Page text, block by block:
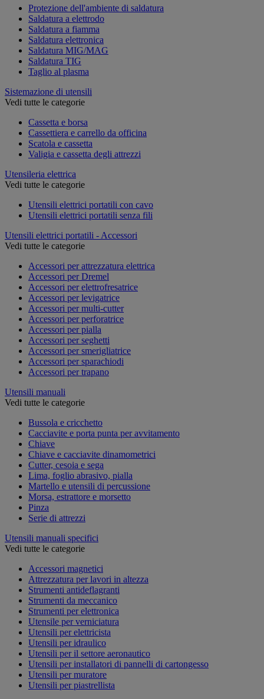
Protezione dell'ambiente di saldatura
Saldatura a elettrodo
Saldatura a fiamma
Saldatura elettronica
Saldatura MIG/MAG
Saldatura TIG
Taglio al plasma
Sistemazione di utensili
Vedi tutte le categorie
Cassetta e borsa
Cassettiera e carrello da officina
Scatola e cassetta
Valigia e cassetta degli attrezzi
Utensileria elettrica
Vedi tutte le categorie
Utensili elettrici portatili con cavo
Utensili elettrici portatili senza fili
Utensili elettrici portatili - Accessori
Vedi tutte le categorie
Accessori per attrezzatura elettrica
Accessori per Dremel
Accessori per elettrofresatrice
Accessori per levigatrice
Accessori per multi-cutter
Accessori per perforatrice
Accessori per pialla
Accessori per seghetti
Accessori per smerigliatrice
Accessori per sparachiodi
Accessori per trapano
Utensili manuali
Vedi tutte le categorie
Bussola e cricchetto
Cacciavite e porta punta per avvitamento
Chiave
Chiave e cacciavite dinamometrici
Cutter, cesoia e sega
Lima, foglio abrasivo, pialla
Martello e utensili di percussione
Morsa, estrattore e morsetto
Pinza
Serie di attrezzi
Utensili manuali specifici
Vedi tutte le categorie
Accessori magnetici
Attrezzatura per lavori in altezza
Strumenti antideflagranti
Strumenti da meccanico
Strumenti per elettronica
Utensile per verniciatura
Utensili per elettricista
Utensili per idraulico
Utensili per il settore aeronautico
Utensili per installatori di pannelli di cartongesso
Utensili per muratore
Utensili per piastrellista